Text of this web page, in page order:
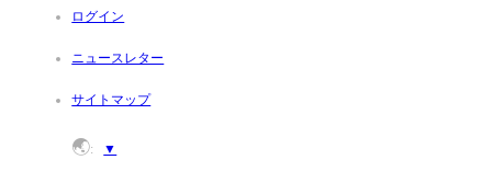
ログイン
ニュースレター
サイトマップ
🌏: ▼